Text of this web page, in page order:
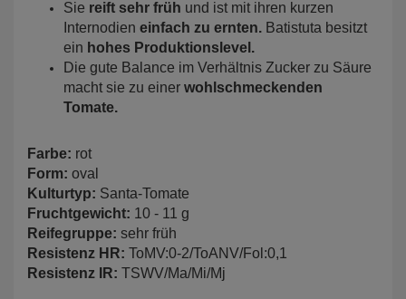
Sie reift sehr früh und ist mit ihren kurzen
Internodien einfach zu ernten. Batistuta besitzt
ein hohes Produktionslevel.
Die gute Balance im Verhältnis Zucker zu Säure
macht sie zu einer wohlschmeckenden
Tomate.
Farbe: rot
Form: oval
Kulturtyp: Santa-Tomate
Fruchtgewicht: 10 - 11 g
Reifegruppe: sehr früh
Resistenz HR: ToMV:0-2/ToANV/Fol:0,1
Resistenz IR: TSWV/Ma/Mi/Mj